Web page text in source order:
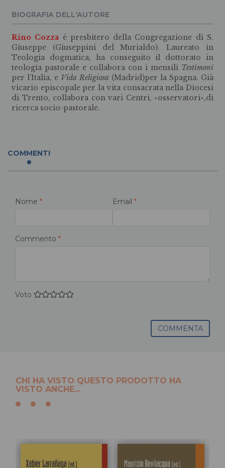
BIOGRAFIA DELL'AUTORE
Rino Cozza è presbitero della Congregazione di S.
Giuseppe (Giuseppini del Murialdo). Laureato in
Teologia dogmatica, ha conseguito il dottorato in
teologia pastorale e collabora con i mensili Testimoni
per l’Italia, e Vida Religiosa (Madrid)per la Spagna. Già
vicario episcopale per la vita consacrata nella Diocesi
di Trento, collabora con vari Centri, «osservatori»,di
ricerca socio-pastorale.
COMMENTI
Nome * Email *
Commento *
Voto
COMMENTA
CHI HA VISTO QUESTO PRODOTTO HA
VISTO ANCHE...